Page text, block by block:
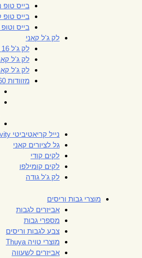
בייס טופ
בייס טופ
בייס וטופ
לק ג'ל קאני
לק ג'ל 16 מל CANNI
לק ג'ל קאני 9
לק ג'ל קאני
מזוודות 60 לקים CANNI
נייל קריאטיביטי nail creativity
גל לציורים קאני
לקים קודי
לקים קומילפו
לק ג'ל גודה
מוצרי גבות וריסים
אביזרים לגבות
מספרי גבות
צבע לגבות וריסים
מוצרי טויה Thuya
אביזרים לשעווה